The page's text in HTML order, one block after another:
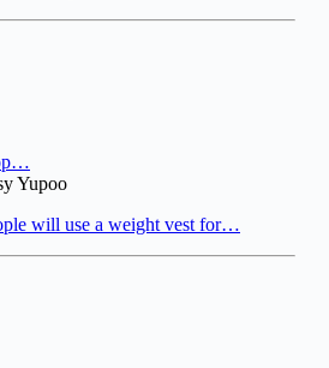
Yupoo
will use a weight vest for…